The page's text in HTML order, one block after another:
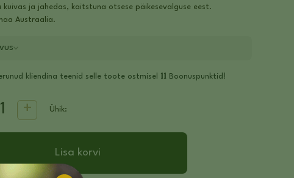
kuivas ja jahedas, kaitstuna otsese päikesevalguse eest.
Austraalia.
kliendina teenid selle toote ostmisel 11 Boonuspunktid!
Ühik:
Lisa korvi